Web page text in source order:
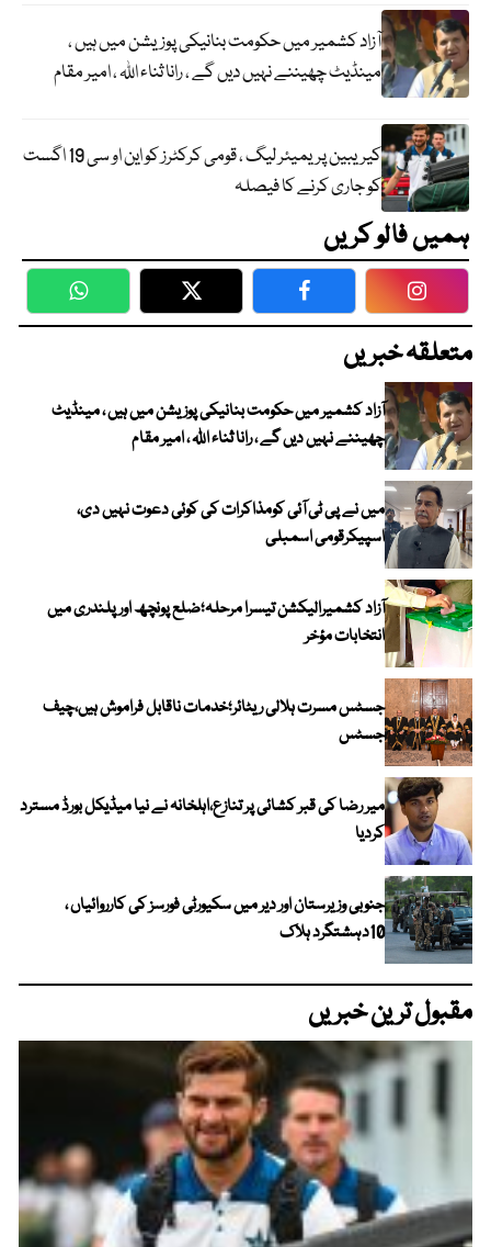
آزاد کشمیر میں حکومت بنانیکی پوزیشن میں ہیں ،
مینڈیٹ چھیننے نہیں دیں گے ، رانا ثناء اللہ ، امیر مقام
کیریبین پریمیئر لیگ ، قومی کرکٹرز کو این او سی 19 اگست
کو جاری کرنے کا فیصلہ
ہمیں فالو کریں
WhatsApp Twitter Facebook
متعلقہ خبریں
آزاد کشمیر میں حکومت بنانیکی پوزیشن میں ہیں ، مینڈیٹ
چھیننے نہیں دیں گے ، رانا ثناء اللہ ، امیر مقام
میں نے پی ٹی آئی کومذاکرات کی کوئی دعوت نہیں دی،
اسپیکرقومی اسمبلی
آزاد کشمیرالیکشن تیسرا مرحلہ؛ضلع پونچھ اور پلندری میں
انتخابات مؤخر
جسٹس مسرت ہلالی ریٹائر؛خدمات ناقابل فراموش ہیں،چیف
جسٹس
میر رضا کی قبر کشائی پر تنازع،اہلخانہ نے نیا میڈیکل بورڈ مسترد
کردیا
جنوبی وزیرستان اور دیر میں سکیورٹی فورسز کی کارروائیاں ،
10دہشتگرد ہلاک
مقبول ترین خبریں